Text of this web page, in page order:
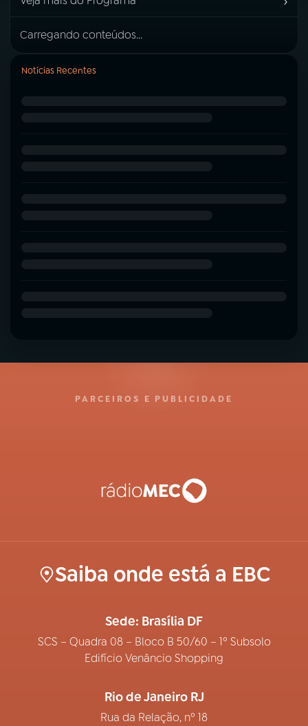
Carregando conteúdos...
Notícias Recentes
PARCEIROS E PUBLICIDADE
Saiba onde está a EBC
Sede: Brasília DF
SCS – Quadra 08 – Bloco B 50/60 – 1º Subsolo
Edifício Venâncio Shopping
Rio de Janeiro RJ
Rua da Relação, nº 18